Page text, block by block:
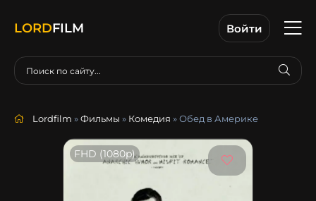
LORDFILM Войти
Lordfilm »Фильмы » Комедия » Обед в Америке
FHD (1080p)